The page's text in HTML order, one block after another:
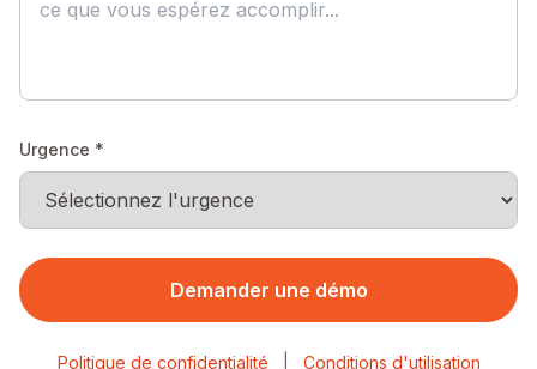
Urgence *
Demander une démo
Politique de confidentialité Conditions d'utilisation